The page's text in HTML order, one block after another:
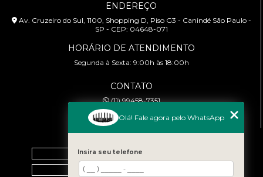
ENDEREÇO
Av. Cruzeiro do Sul, 1100, Shopping D, Piso G3 - Canindé São Paulo -
SP - CEP: 04648-071
HORÁRIO DE ATENDIMENTO
Segunda à Sexta: 9:00h às 18:00h
CONTATO
(11) 99458-7351
cursoabtrans@gmail.com
Home
Empresa
Olá! Fale agora pelo WhatsApp
Insira seu telefone